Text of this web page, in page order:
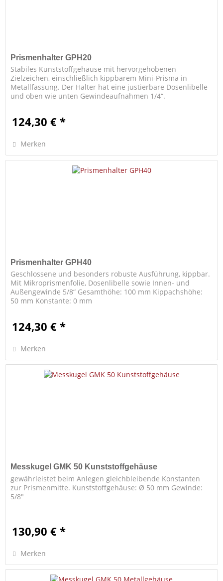
Prismenhalter GPH20
Stabiles Kunststoffgehäuse mit hervorgehobenen
Zielzeichen, einschließlich kippbarem Mini-Prisma in
Metallfassung. Der Halter hat eine justierbare Dosenlibelle
und oben wie unten Gewindeaufnahmen 1/4“.
124,30 € *
Merken
Prismenhalter GPH40
Geschlossene und besonders robuste Ausführung, kippbar.
Mit Mikroprismenfolie, Dosenlibelle sowie Innen- und
Außengewinde 5/8“ Gesamthöhe: 100 mm Kippachshöhe:
50 mm Konstante: 0 mm
124,30 € *
Merken
Messkugel GMK 50 Kunststoffgehäuse
gewährleistet beim Anlegen gleichbleibende Konstanten
zur Prismenmitte. Kunststoffgehäuse: Ø 50 mm Gewinde:
5/8"
130,90 € *
Merken